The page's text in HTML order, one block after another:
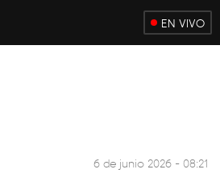
EN VIVO
6 de junio 2026 - 08:21